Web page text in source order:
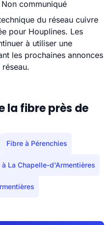
Non communiqué
du réseau cuivre
pour Houplines. Les
à utiliser une
les prochaines annonces
la fibre près de
Fibre à Pérenchies
à La Chapelle-d'Armentières